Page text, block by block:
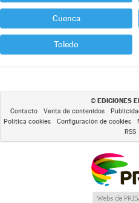
Cuenca
Toledo
© EDICIONES
Contacto Venta de contenidos
Política cookies
Configuración de cookies
RSS